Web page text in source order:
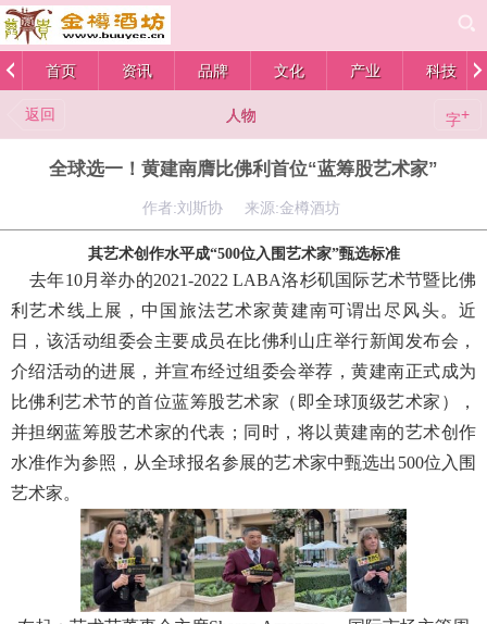
首页 资讯 品牌 文化 产业 科技
返回 人物 字+
全球选一！黄建南膺比佛利首位“蓝筹股艺术家”
作者:刘斯协 来源:金樽酒坊
其艺术创作水平成“500位入围艺术家”甄选标准
去年10月举办的2021-2022 LABA洛杉矶国际艺术节暨比佛
利艺术线上展，中国旅法艺术家黄建南可谓出尽风头。近
日，该活动组委会主要成员在比佛利山庄举行新闻发布会，
介绍活动的进展，并宣布经过组委会举荐，黄建南正式成为
比佛利艺术节的首位蓝筹股艺术家（即全球顶级艺术家），
并担纲蓝筹股艺术家的代表；同时，将以黄建南的艺术创作
水准作为参照，从全球报名参展的艺术家中甄选出500位入围
艺术家。